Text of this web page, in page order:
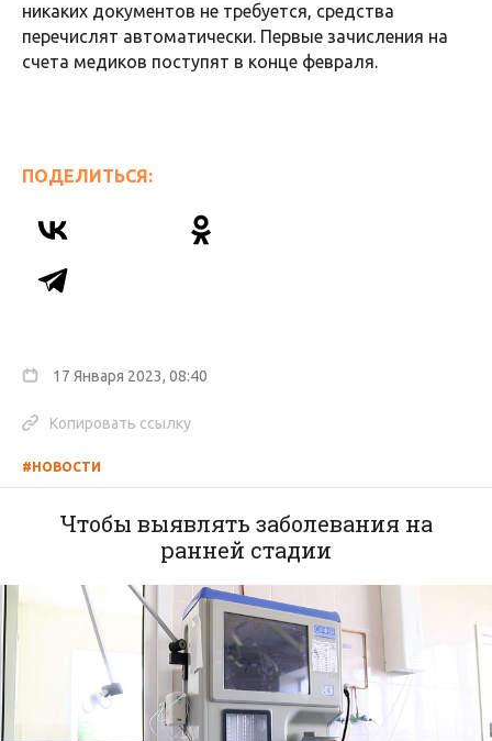
никаких документов не требуется, средства
перечислят автоматически. Первые зачисления на
счета медиков поступят в конце февраля.
ПОДЕЛИТЬСЯ:
17 Января 2023, 08:40
Копировать ссылку
#НОВОСТИ
Чтобы выявлять заболевания на
ранней стадии